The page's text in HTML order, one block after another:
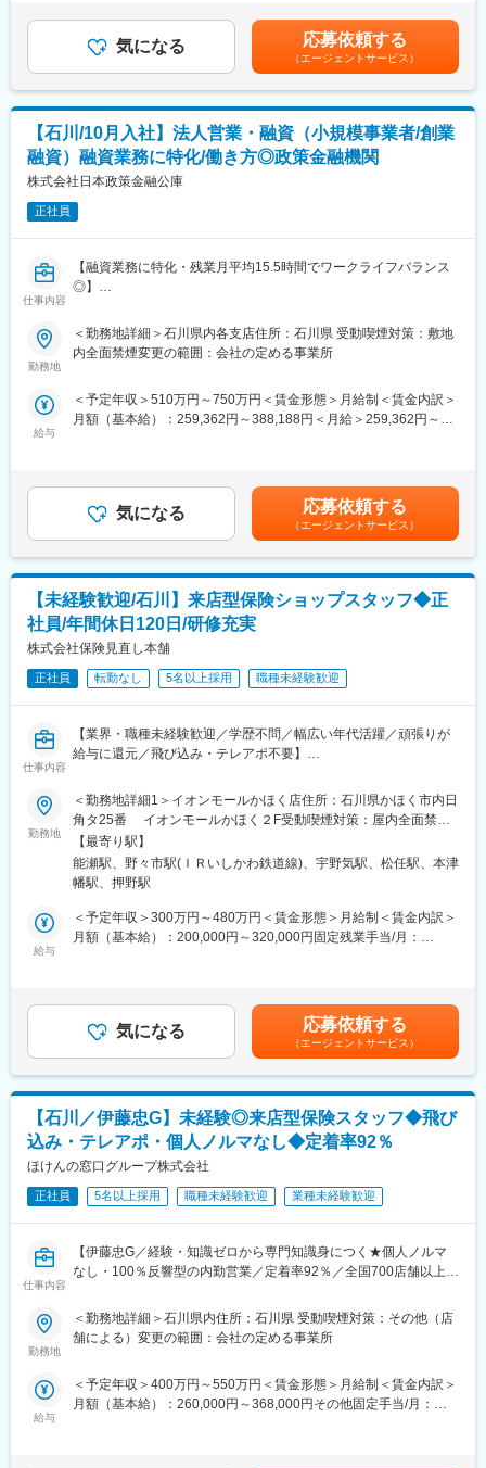
対して幅広く提案ができるため、当社で完結させることが可能で
す。
【研修体制】
配属店で2ヶ月の研修があり、リースや医療業界の基礎知識、OJT
での外訪・事務処理を習得いただきます。
【おすすめポイント】
■やりがい・貢献性◎
医療機関にとって、施設運営に関わる機器や物品などは金額が大
す。
■充実した福利厚生◎
に利用可）など、嬉しい福利厚生制度がございます。
（MRIや手術用機器など）メインとするほか、開業の際の資金や
物件などです。
するリース提案営業をご担当いただきます。
■既存・ルート営業（5～6割）：
既存顧客へのリース商品の提案や追加取引を獲得し、継続的にサ
ポートいただきます。
■新規営業（4～5割）：
《新規開業支援》
開業を予定している医師に対し、医療機器メーカーやコンサルタ
ントと協力して、開業の支援をします。集患シュミレーションで
ある診療圏の分析、収益予測のノウハウがあり、付加価値の高い
《既設新規先》
分割払いでの取引を提案し、医療機器の円滑な導入や、省エネ設
備の導入など施設運営の効率化をサポートする等、幅広い提案に
当社は医療機器だけではなく、不動産リースや銀行・金融リー
ス、事業コンサルティングなど、クリニックの開業支援や経営に
対して幅広く提案ができるため、当社で完結させることが可能で
【研修体制】
配属店で2ヶ月の研修があり、リースや医療業界の基礎知識、OJT
での外訪・事務処理を習得いただきます。
【おすすめポイント】
■やりがい・貢献性◎
医療機関にとって、施設運営に関わる機器や物品などは金額が大
きく経営にも大きな影響を与えます。当社のリース提案を通じ
て、事業計画や病院経営の改善にも繋がるため、貢献性が高いで
社宅制度や各種手当、持株会、毎年3万円分ポイント付与（旅行等
に利用可）など、嬉しい福利厚生制度がございます。
変更の範囲：会社の定める業務
気になる 応募依頼する
（エージェントサービス）
【石川/10月入社】法人営業・融資（小規模事業者/創業
融資）融資業務に特化/働き方◎政策金融機関
株式会社日本政策金融公庫
正社員
仕事内容
【融資業務に特化・残業月平均15.5時間でワークライフバランス
◎】
・小規模事業者への事業資金融資
・セーフティネット機能の発揮（地震、台風、豪雪などの自然災
支援、海外展開支援
・国の教育ローン
務に従事頂きます。
小規模事業者や創業者は、資金調達が困難な場合が少なくないと
言われています。こうした分野を補完するのが、国民生活事業の
役割です。
創業企業への融資は年間約2.6万企業で、年間約7.9万人の雇用を
創出しており、裾野が広いことが魅力です。
また、そうした創業企業等への融資などを通じて、地域の皆さま
の挑戦する気持ちを後押しできることも魅力です。
融資検討のスピードも速く 、お客さまのニーズに応えられている
という実感を持つことができます。
■配属部署
ク内で異動します。ブロック内では原則として、本拠地とそれ以
外の都道府県の支店を交互に勤務します。異動は概ね５年サイク
ルとなります。（最初の配属支店は、ご本人の希望を踏まえ決定
します。）
■仕事の魅力
日本の中小企業数は約360万企業といわれており、そのうち約
85％を占める小規模事業者は、一般的に大企業と比較して資金調
す。
とで、自身のキャリアを重ねていくことができます。
■入庫者の声
融資業務に特化したお客さま支援がしたいと考えたことが転職を
決めたきっかけです。小規模事業者や創業者への支援を通じて、
地域活性化に貢献することができます。また、柔軟な働き方を推
進する制度が充実しており、仕事とプライベートの両立が可能で
す。
変更の範囲：会社の定める業務
勤務地
＜勤務地詳細＞石川県内各支店住所：石川県 受動喫煙対策：敷地
内全面禁煙変更の範囲：会社の定める事業所
給与
＜予定年収＞510万円～750万円＜賃金形態＞月給制＜賃金内訳＞
月額（基本給）：259,362円～388,188円＜月給＞259,362円～
て上下する可能性があります。月給(月額)は固定手当を含めた表記
です。 気になる 応募依頼する
（エージェントサービス）
【未経験歓迎/石川】来店型保険ショップスタッフ◆正
社員/年間休日120日/研修充実
株式会社保険見直し本舗
正社員 転勤なし 5名以上採用 職種未経験歓迎
仕事内容
【業界・職種未経験歓迎／学歴不問／幅広い年代活躍／頑張りが
給与に還元／飛び込み・テレアポ不要】
■業務内容：
保険加入の相談を希望されている個人のお客様に対して、最適な
保険商品をご案内いただきます。
お客様のライフプランや保険に対する考え方を丁寧にヒアリング
し、内容を踏まえた最適なプランを提案する仕事です。
＜主な仕事の流れ＞
(1) ご相談対応：ご予約のお客様をお迎えし、現状やお悩みを伺い
ます。
商談を通じてご納得いただいた上でご契約。その後も継続的にサ
ポートします。
から来店いただいたお客様等を担当するため、アポイント獲得に
時間と労力を使うことなく、保険のコンサルティング提案に集中
いただける点が大きな特徴です。担当するのは『提案～ご契約』
までのため、飛び込みやテレアポなどの新規見込客の獲得の業務
は一切ありません。来店件数は1日2件程度で、既に保険の見直し
を検討されているお客様のため約2件に1件という高い確率での成
約を誇ります。
■充実の研修体制：
未経験の方も、経験者の方も、当社独自のプログラムでスキルア
ップが可能です。入社後約1か月：オンラインを中心とした座学、
入社後～2か月弱：商品研修、店舗でのOJT、ロープレなどで実践
力アップ
ので安心◎)
■ライフスタイルに合わせられる働き方：
勤務地
＜勤務地詳細1＞イオンモールかほく店住所：石川県かほく市内日
角タ25番 イオンモールかほく２F受動喫煙対策：屋内全面禁煙
＜勤務地詳細2＞イオンモール白山店住所：石川県白山市横江町
5001番地 イオンモール白山3F受動喫煙対策：屋内全面禁煙変更
の範囲：会社の定める事業所
【最寄り駅】
能瀬駅、野々市駅(ＩＲいしかわ鉄道線)、宇野気駅、松任駅、本津
幡駅、押野駅
給与
＜予定年収＞300万円～480万円＜賃金形態＞月給制＜賃金内訳＞
月額（基本給）：200,000円～320,000円固定残業手当/月：
験・能力を考慮の上、当社規定により優遇致します。※試用期間は
3ヶ月有り：試用期間中の金額変動はありません＜年収例＞2年目
／前職：不動産営業480万円（月給25万円＋インセンティブ180万
円）4年目／前職：販売スタッフ624万円（月給27万円＋インセン
ティブ300万円）賃金はあくまでも目安の金額であり、選考を通
じて上下する可能性があります。月給(月額)は固定手当を含めた表
記です。
気になる 応募依頼する
（エージェントサービス）
【石川／伊藤忠G】未経験◎来店型保険スタッフ◆飛び
込み・テレアポ・個人ノルマなし◆定着率92％
ほけんの窓口グループ株式会社
正社員 5名以上採用 職種未経験歓迎 業種未経験歓迎
仕事内容
【伊藤忠G／経験・知識ゼロから専門知識身につく★個人ノルマ
なし・100％反響型の内勤営業／定着率92％／全国700店舗以上展
伊藤忠商事グループの安定基盤のもと、TVCMでもおなじみの来
じっくり向き合いながら、金融の専門知識を身につけて成長でき
る環境です。
勤務地
＜勤務地詳細＞石川県内住所：石川県 受動喫煙対策：その他（店
舗による）変更の範囲：会社の定める事業所
給与
＜予定年収＞400万円～550万円＜賃金形態＞月給制＜賃金内訳＞
月額（基本給）：260,000円～368,000円その他固定手当/月：